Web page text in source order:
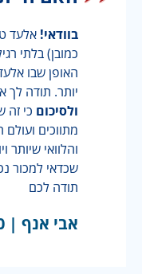
בוודאי! אלעד
כמובן) בלתי
האופן שבו
יותר. תודה לך
ולסיכום כי זה
מתווכים
והלוואי שיותר
שכדאי למכור
תודה לכם
אבי אנף |